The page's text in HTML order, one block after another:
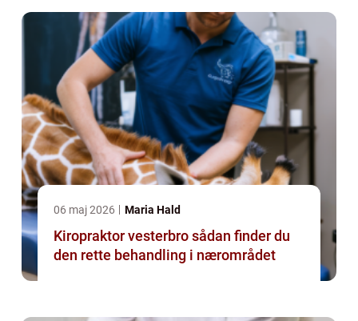
06 maj 2026 Maria Hald
Kiropraktor vesterbro sådan finder du
den rette behandling i nærområdet